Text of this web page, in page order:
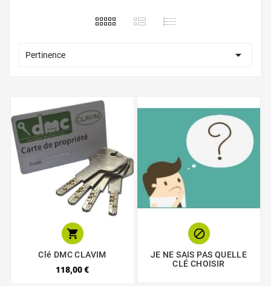
Pertinence 

Clé DMC CLAVIM
118,00 €

JE NE SAIS PAS QUELLE
CLÉ CHOISIR